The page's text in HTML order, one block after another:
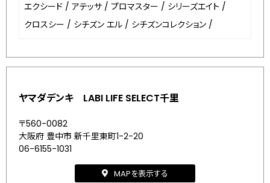
エクシード / アテッサ / プロマスター / シリーズエイト /
クロスシー / シチズン エル / シチズンコレクション /
ヤマダデンキ LABI LIFE SELECT千里
〒560-0082
大阪府 豊中市 新千里東町1-2-20
06-6155-1031
MAPを表示する